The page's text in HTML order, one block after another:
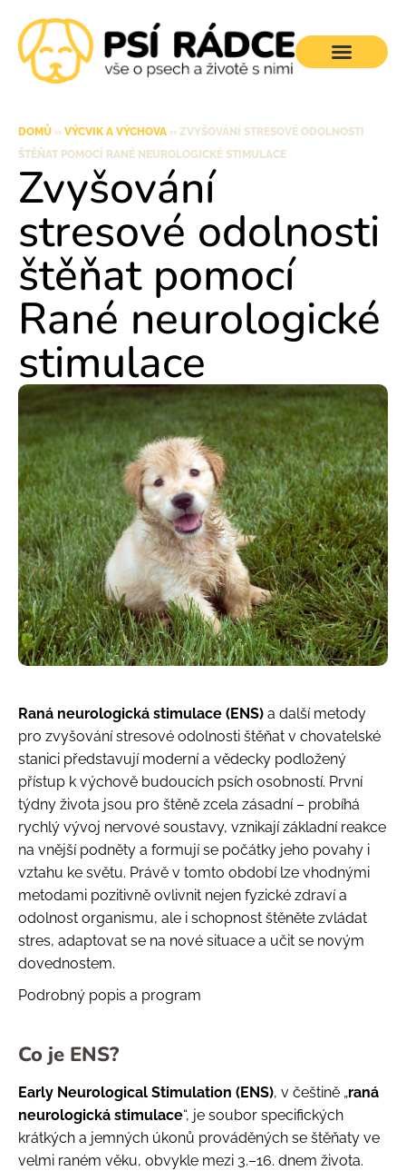
DOMŮ » VÝCVIK A VÝCHOVA » ZVYŠOVÁNÍ STRESOVÉ ODOLNOSTI
ŠTĚŇAT POMOCÍ RANÉ NEUROLOGICKÉ STIMULACE
Zvyšování
stresové odolnosti
štěňat pomocí
Rané neurologické
stimulace
Raná neurologická stimulace (ENS) a další metody
pro zvyšování stresové odolnosti štěňat v chovatelské
stanici představují moderní a vědecky podložený
přístup k výchově budoucích psích osobností. První
týdny života jsou pro štěně zcela zásadní – probíhá
rychlý vývoj nervové soustavy, vznikají základní reakce
na vnější podněty a formují se počátky jeho povahy i
vztahu ke světu. Právě v tomto období lze vhodnými
metodami pozitivně ovlivnit nejen fyzické zdraví a
odolnost organismu, ale i schopnost štěněte zvládat
stres, adaptovat se na nové situace a učit se novým
dovednostem.
Podrobný popis a program
Co je ENS?
Early Neurological Stimulation (ENS), v češtině „raná
neurologická stimulace“, je soubor specifických
krátkých a jemných úkonů prováděných se štěňaty ve
velmi raném věku, obvykle mezi 3.–16. dnem života.